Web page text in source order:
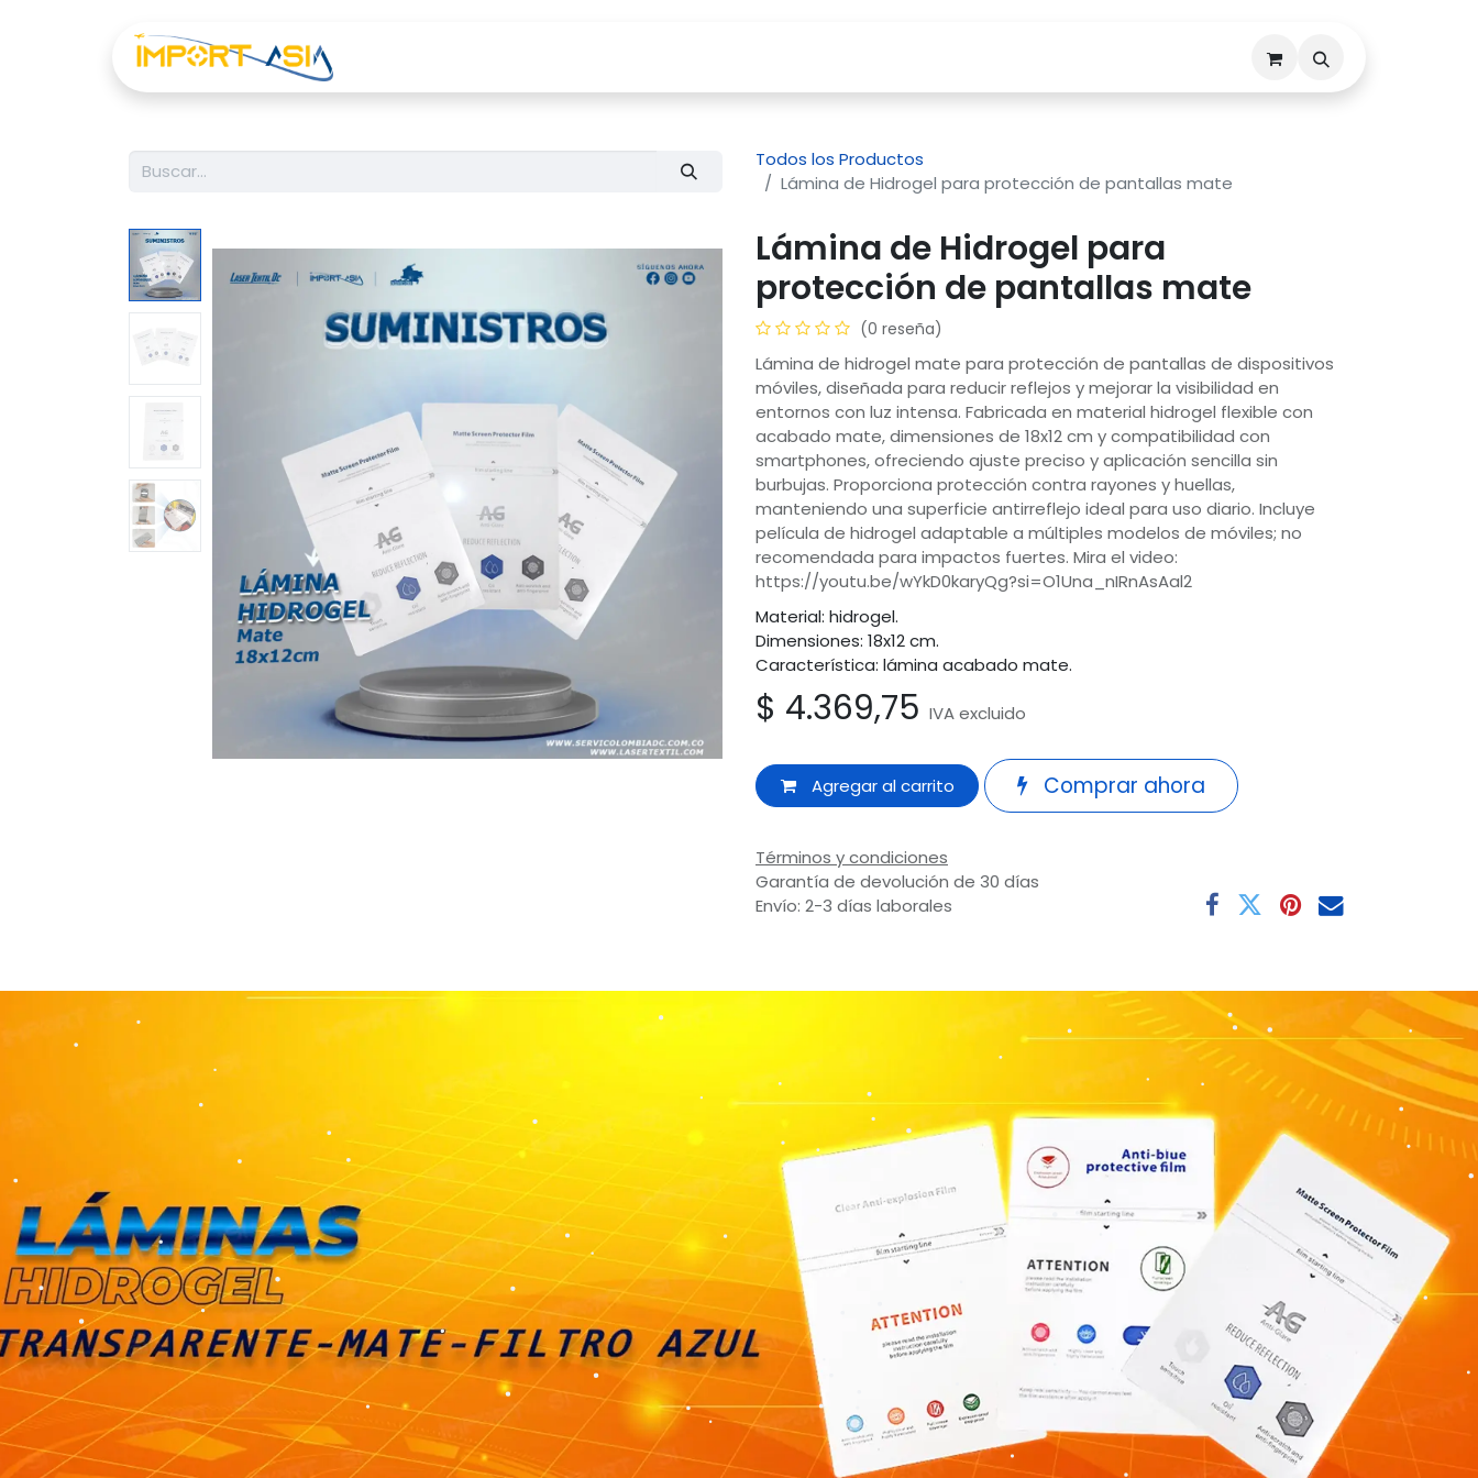
Contáctenos
Todos los Productos
Lámina de Hidrogel para protección de pantallas mate
Lámina de Hidrogel para
protección de pantallas mate
(0 reseña)
Lámina de hidrogel mate para protección de pantallas de dispositivos
móviles, diseñada para reducir reflejos y mejorar la visibilidad en
entornos con luz intensa. Fabricada en material hidrogel flexible con
acabado mate, dimensiones de 18x12 cm y compatibilidad con
smartphones, ofreciendo ajuste preciso y aplicación sencilla sin
burbujas. Proporciona protección contra rayones y huellas,
manteniendo una superficie antirreflejo ideal para uso diario. Incluye
película de hidrogel adaptable a múltiples modelos de móviles; no
recomendada para impactos fuertes. Mira el video:
https://youtu.be/wYkD0karyQg?si=O1Una_nIRnAsAal2
Material: hidrogel.
Dimensiones: 18x12 cm.
Característica: lámina acabado mate.
$ 4.369,75 IVA excluido
Agregar al carrito Comprar ahora
Términos y condiciones
Garantía de devolución de 30 días
Envío: 2-3 días laborales